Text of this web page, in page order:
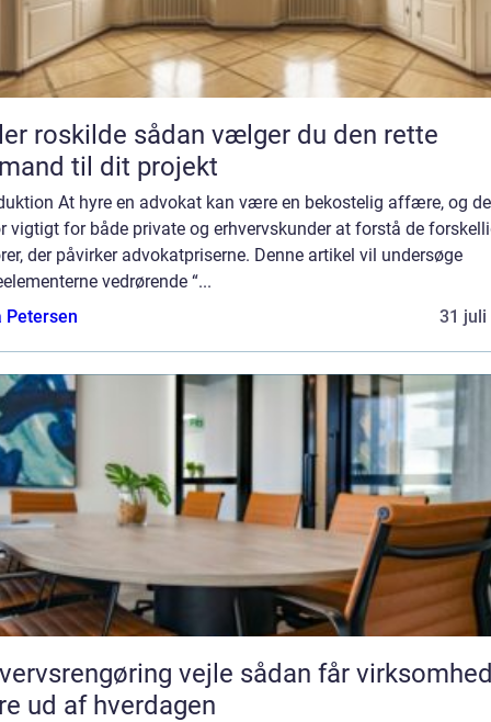
sådan vælger du den rette
til dit projekt
At hyre en advokat kan være en bekostelig affære, og
vigtigt for både private og erhvervskunder at forstå de
der påvirker advokatpriserne. Denne artikel vil undersøge
vedrørende “...
Petersen
31 juli
vejle sådan får virksomheder
ud af hverdagen